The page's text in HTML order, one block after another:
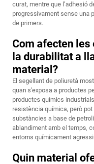
curat, mentre que l’adhesió
progressivament sense una
de primers.
Com afecten
la durabilitat a
material?
El segellant de poliuretà
quan s'exposa a productes
productes químics
resistència química, però
substàncies a base de
ablandiment amb el temps,
entorns químicament
Quin material